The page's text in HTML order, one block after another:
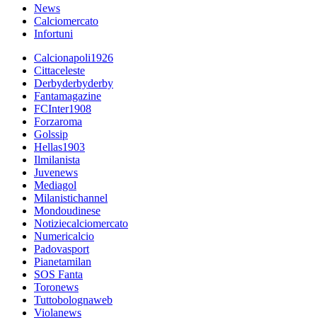
News
Calciomercato
Infortuni
Calcionapoli1926
Cittaceleste
Derbyderbyderby
Fantamagazine
FCInter1908
Forzaroma
Golssip
Hellas1903
Ilmilanista
Juvenews
Mediagol
Milanistichannel
Mondoudinese
Notiziecalciomercato
Numericalcio
Padovasport
Pianetamilan
SOS Fanta
Toronews
Tuttobolognaweb
Violanews